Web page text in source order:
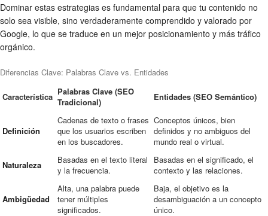
Dominar estas estrategias es fundamental para que tu contenido no
solo sea visible, sino verdaderamente comprendido y valorado por
Google, lo que se traduce en un mejor posicionamiento y más tráfico
orgánico.
Diferencias Clave: Palabras Clave vs. Entidades
Característica Palabras Clave (SEO
Tradicional)
Entidades (SEO Semántico)
Definición
Cadenas de texto o frases
que los usuarios escriben
en los buscadores.
Conceptos únicos, bien
definidos y no ambiguos del
mundo real o virtual.
Naturaleza
Basadas en el texto literal
y la frecuencia.
Basadas en el significado, el
contexto y las relaciones.
Ambigüedad
Alta, una palabra puede
tener múltiples
significados.
Baja, el objetivo es la
desambiguación a un concepto
único.